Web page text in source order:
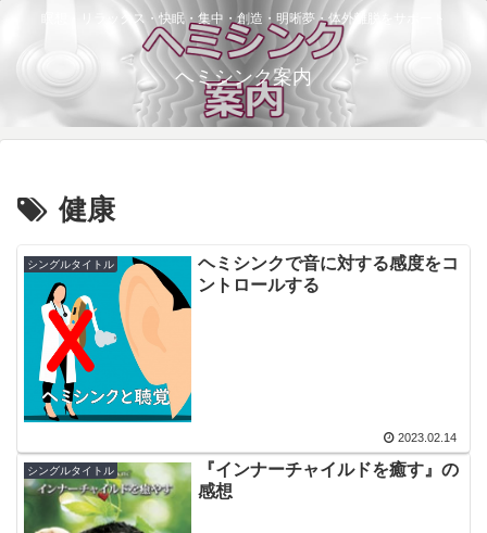
瞑想・リラックス・快眠・集中・創造・明晰夢・体外離脱をサポート
ヘミシンク案内
健康
シングルタイトル
ヘミシンクで音に対する感度をコ
ントロールする
2023.02.14
シングルタイトル
『インナーチャイルドを癒す』の
感想